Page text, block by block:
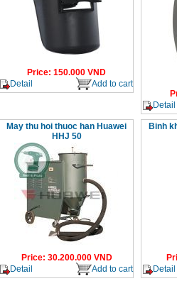
Price: 150.000 VND
Detail
Add to cart
Detail
May thu hoi thuoc han Huawei
HHJ 50
Price: 30.200.000VND
Detail
Add to cart
Binh
Detail